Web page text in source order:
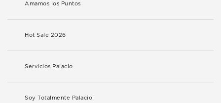
Amamos los Puntos
Hot Sale 2026
Servicios Palacio
Soy Totalmente Palacio